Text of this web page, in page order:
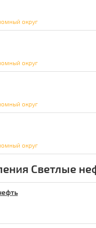
округ
округ
округ
округ
Светлые